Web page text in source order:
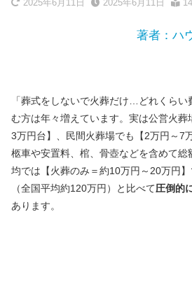
2025年6月11日 2025年6月11日
著者：ハ
「葬式をしないで火葬だけ…どれくら
む方は年々増えています。実は公営火葬
3万円台】、民間火葬場でも【2万円～7
柩車や安置料、棺、骨壺などを含めて
均では【火葬のみ＝約10万円～20万円
（全国平均約120万円）と比べて圧倒的
あります。